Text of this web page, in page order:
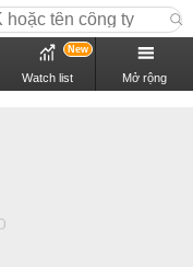
Watch list
New
Mở rộng